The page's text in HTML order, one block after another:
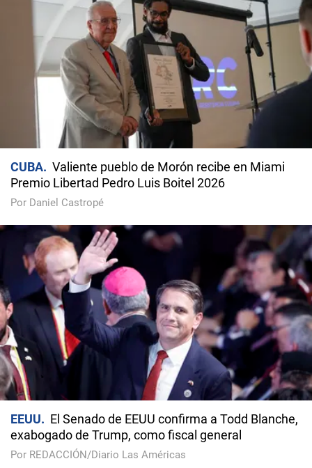
CUBA
Valiente pueblo de Morón recibe en Miami
Premio Libertad Pedro Luis Boitel 2026
Por Daniel Castropé
EEUU
El Senado de EEUU confirma a Todd Blanche,
exabogado de Trump, como fiscal general
Por REDACCIÓN/Diario Las Américas